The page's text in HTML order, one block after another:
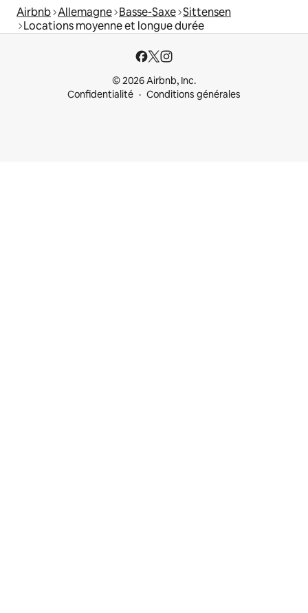
Airbnb Allemagne Basse-Saxe Sittensen
Locations moyenne et longue durée
© 2026 Airbnb, Inc.
Confidentialité
Conditions générales